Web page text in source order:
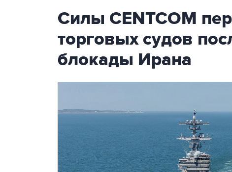
Силы CENTCOM
торговых судов
блокады Ирана